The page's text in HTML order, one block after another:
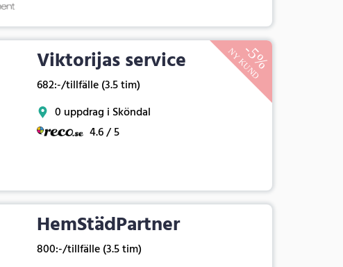
Viktorijas service
682:-/tillfälle (3.5 tim)
0 uppdrag i Sköndal
4.6 / 5
HemStädPartner
800:-/tillfälle (3.5 tim)